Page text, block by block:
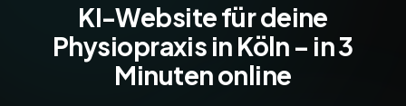
KI-Website für deine
Physiopraxis in Köln – in 3
Minuten online